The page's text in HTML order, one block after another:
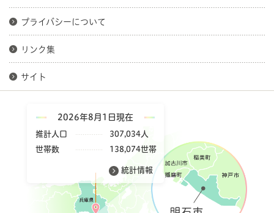
プライバシーについて
リンク集
サイト
2026年8月1日現在
推計人口
307,034人
世帯数
138,074世帯
統計情報